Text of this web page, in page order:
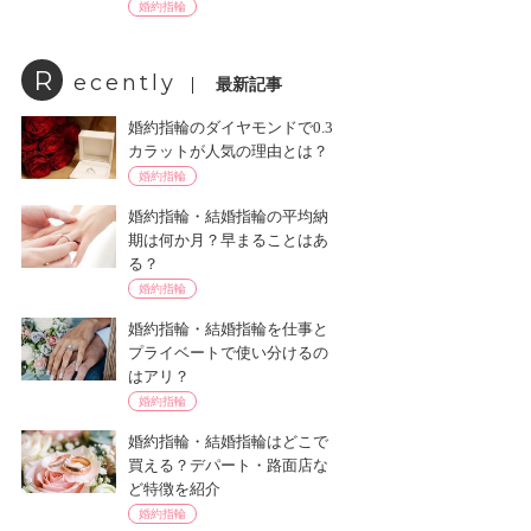
婚約指輪
R ecently 最新記事
婚約指輪のダイヤモンドで0.3
カラットが人気の理由とは？
婚約指輪
婚約指輪・結婚指輪の平均納
期は何か月？早まることはあ
る？
婚約指輪
婚約指輪・結婚指輪を仕事と
プライベートで使い分けるの
はアリ？
婚約指輪
婚約指輪・結婚指輪はどこで
買える？デパート・路面店な
ど特徴を紹介
婚約指輪